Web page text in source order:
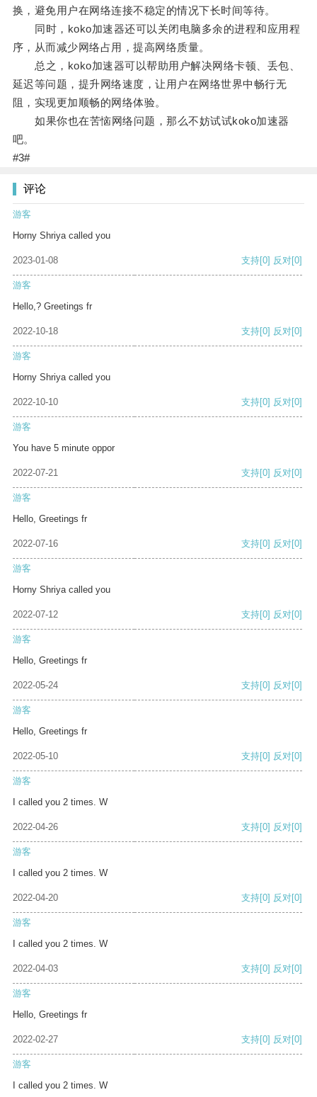
换，避免用户在网络连接不稳定的情况下长时间等待。
同时，koko加速器还可以关闭电脑多余的进程和应用程
序，从而减少网络占用，提高网络质量。
总之，koko加速器可以帮助用户解决网络卡顿、丢包、
延迟等问题，提升网络速度，让用户在网络世界中畅行无
阻，实现更加顺畅的网络体验。
如果你也在苦恼网络问题，那么不妨试试koko加速器
吧。
#3#
评论
游客
Horny Shriya called you
2023-01-08 支持[0] 反对[0]
游客
Hello,? Greetings fr
2022-10-18 支持[0] 反对[0]
游客
Horny Shriya called you
2022-10-10 支持[0] 反对[0]
游客
You have 5 minute oppor
2022-07-21 支持[0] 反对[0]
游客
Hello, Greetings fr
2022-07-16 支持[0] 反对[0]
游客
Horny Shriya called you
2022-07-12 支持[0] 反对[0]
游客
Hello, Greetings fr
2022-05-24 支持[0] 反对[0]
游客
Hello, Greetings fr
2022-05-10 支持[0] 反对[0]
游客
I called you 2 times. W
2022-04-26 支持[0] 反对[0]
游客
I called you 2 times. W
2022-04-20 支持[0] 反对[0]
游客
I called you 2 times. W
2022-04-03 支持[0] 反对[0]
游客
Hello, Greetings fr
2022-02-27 支持[0] 反对[0]
游客
I called you 2 times. W